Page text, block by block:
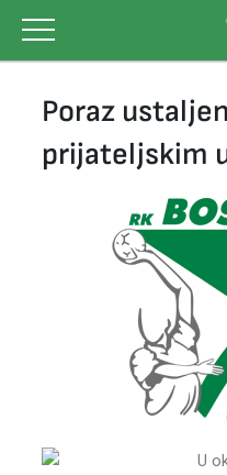
content
Poraz
prijateljskim
U